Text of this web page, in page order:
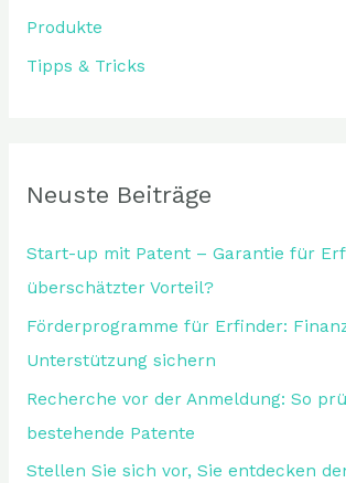
:Produkte
Tipps & Tricks
Neuste Beiträge
Start-up mit Patent – Garantie für
überschätzter Vorteil?
Förderprogramme für Erfinder:
Unterstützung sichern
Recherche vor der Anmeldung: So
bestehende Patente
Stellen Sie sich vor, Sie entdecken